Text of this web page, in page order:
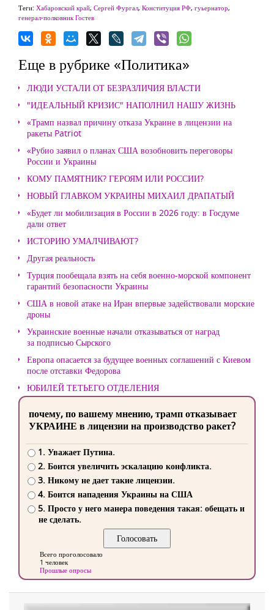
Теги: Хабаровский край, Сергей Фургал, Конституция РФ, гуьернатор,
генерал-полковник Гостев
Еще в рубрике «Политика»
ЛЮДИ УСТАЛИ ОТ БЕЗРАЗЛИЧИЯ ВЛАСТИ
"ИДЕАЛЬНЫЙ КРИЗИС" НАПОЛНИЛ НАШУ ЖИЗНЬ
«Трамп назвал причину отказа Украине в лицензии на
ракеты Patriot
«Рубио заявил о планах США возобновить переговоры
России и Украины
КОМУ ПАМЯТНИК? ГЕРОЯМ ИЛИ РОССИИ?
НОВЫЙ ГЛАВКОМ УКРАИНЫ МИХАИЛ ДРАПАТЫЙ
«Будет ли мобилизация в России в 2026 году: в Госдуме
дали ответ
ИСТОРИЮ УМАЛЧИВАЮТ?
Другая реальность
Турция пообещала взять на себя военно-морской компонент
гарантий безопасности Украины
США в новой атаке на Иран впервые задействовали морские
дроны
Украинские военные начали отказываться от наград
за подписью Сырского
Европа опасается за будущее военных соглашений с Киевом
после отставки Федорова
ЮБИЛЕЙ ТЕТЬЕГО ОТДЕЛЕНИЯ
почему, по вашему мнению, трамп отказывает
УКРАИНЕ в лицензии на производство ракет?
1. Уважает Путина.
2. Боится увеличить эскалацию конфликта.
3. Никому не дает такие лицензии.
4. Боится нападения Украины на США
5. Просто у него манера поведения такая: обещать и
не сделать.
Всего проголосовало
1 человек
Прошлые опросы